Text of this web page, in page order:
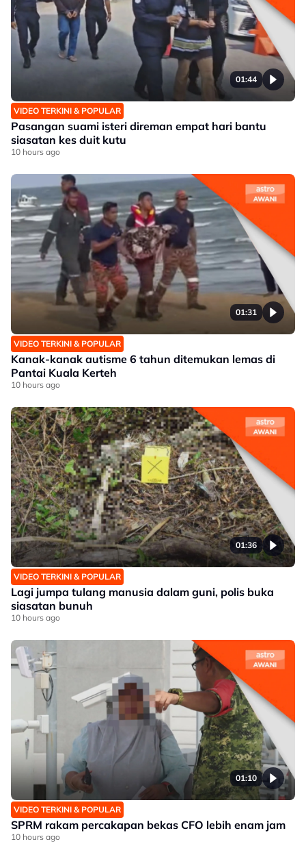
01:44
VIDEO TERKINI & POPULAR
Pasangan suami isteri direman empat hari bantu
siasatan kes duit kutu
10 hours ago
01:31
VIDEO TERKINI & POPULAR
Kanak-kanak autisme 6 tahun ditemukan lemas di
Pantai Kuala Kerteh
10 hours ago
01:36
VIDEO TERKINI & POPULAR
Lagi jumpa tulang manusia dalam guni, polis buka
siasatan bunuh
10 hours ago
01:10
VIDEO TERKINI & POPULAR
SPRM rakam percakapan bekas CFO lebih enam jam
10 hours ago